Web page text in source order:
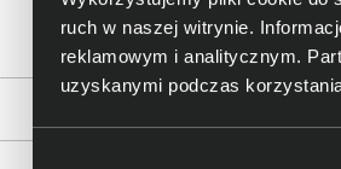
ruch w naszej witrynie.
reklamowym i analitycznym.
uzyskanymi podczas